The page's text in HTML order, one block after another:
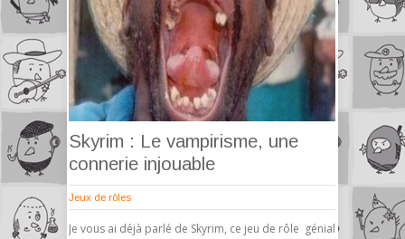
Skyrim : Le vampirisme, une
connerie injouable
Jeux de rôles
Je vous ai déjà parlé de Skyrim, ce jeu de rôle génial